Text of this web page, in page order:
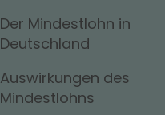
Der Mindestlohn in
Deutschland
Auswirkungen des
Mindestlohns